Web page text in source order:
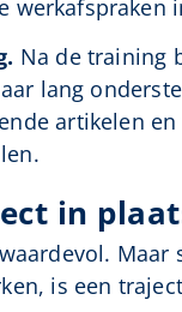
werkafspraken
Na de training
lang
artikelen
in
is een